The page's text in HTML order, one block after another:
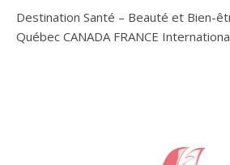
Destination Santé – Beauté et Bien-
Québec CANADA FRANCE